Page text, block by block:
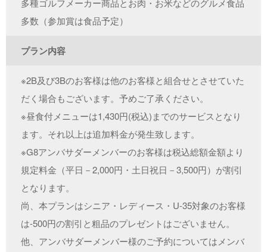
多種ゴルフメーカー商品とお肉・お米などのグルメ食品
多数（参加賞は食品予定）
プラン内容
※2B及び3Bのお客様は他のお客様と組合せとさせていた
だく場合もございます。予めご了承ください。
※昼食付メニューは1,430円(税込)までのサービスとなり
ます。それ以上は追加料金が発生致します。
※G8アンバサダーメンバーのお客様は税込総額金額より
規定料金（平日－2,000円・土日祝日－3,500円）が割引
となります。
尚、本プランはシニア・レディース・U-35対象のお客様
は-500円の割引と粗品のプレゼントはございません。
他、アンバサダーメンバー様のご予約についてはメンバ